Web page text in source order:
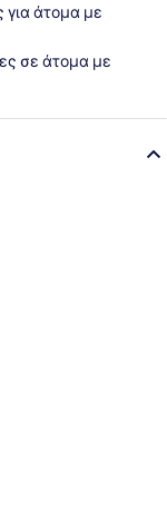
άτομα με
σε άτομα με